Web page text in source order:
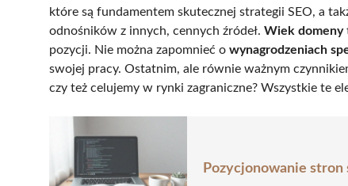
które są fundamentem skutecznej strategii SEO, a
odnośników z innych, cennych źródeł. Wiek domeny
pozycji. Nie można zapomnieć o wynagrodzeniach
swojej pracy. Ostatnim, ale równie ważnym
czy też celujemy w rynki zagraniczne? Wszystkie te
Pozycjonowanie